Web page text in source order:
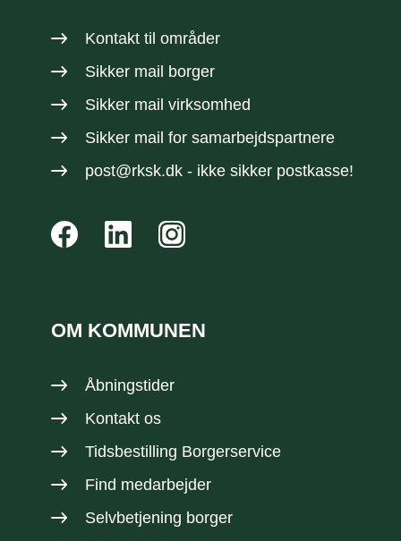
Kontakt til områder
Sikker mail borger
Sikker mail virksomhed
Sikker mail for samarbejdspartnere
post@rksk.dk- ikke sikker postkasse!
OM KOMMUNEN
Åbningstider
Kontakt os
Tidsbestilling Borgerservice
Find medarbejder
Selvbetjening borger